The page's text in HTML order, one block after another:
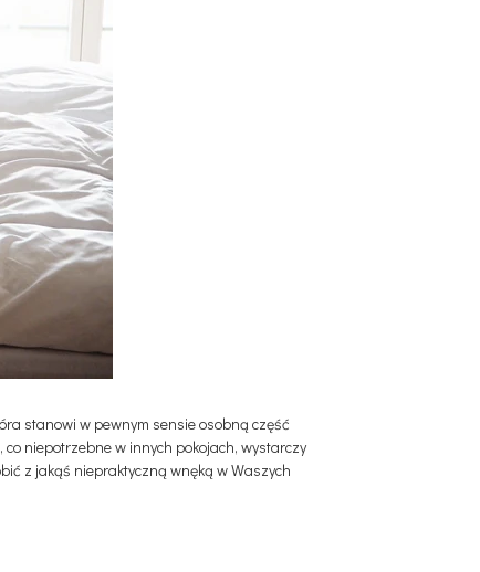
stanowi w pewnym sensie osobną część
niepotrzebne w innych pokojach, wystarczy
z jakąś niepraktyczną wnęką w Waszych